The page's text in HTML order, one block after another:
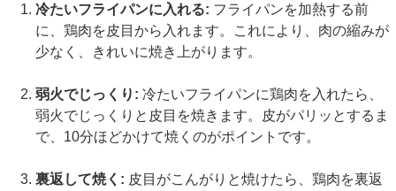
冷たいフライパンに入れる: フライパンを加熱する前
に、鶏肉を皮目から入れます。これにより、肉の縮みが
少なく、きれいに焼き上がります​。
弱火でじっくり: 冷たいフライパンに鶏肉を入れたら、
弱火でじっくりと皮目を焼きます。皮がパリッとするま
で、10分ほどかけて焼くのがポイントです。
裏返して焼く: 皮目がこんがりと焼けたら、鶏肉を裏返